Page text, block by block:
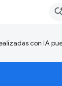
con IA